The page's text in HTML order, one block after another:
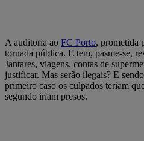
A auditoria ao FC Porto, prometida
tornada pública. E tem, pasme-se,
Jantares, viagens, contas de
justificar. Mas serão ilegais? E
primeiro caso os culpados teriam
segundo iriam presos.